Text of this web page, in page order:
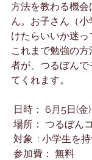
方法を教わる機
ん。お子さん（
けたらいいか迷っ
これまで勉強の
者が、つるぼん
てくれます。
日時： 6月5日(金
場所： つるぼん
対象  : 小学生を
参加費： 無料